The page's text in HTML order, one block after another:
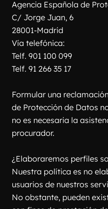
Agencia Española de
C/ Jorge Juan, 6
28001-Madrid
Vía telefónica:
Telf. 901 100 099
Telf. 91 266 35 17
Formular una
de Protección de Datos
no es necesaria la
procurador.
¿Elaboraremos perfiles
Nuestra política es no
usuarios de nuestros
No obstante, pueden